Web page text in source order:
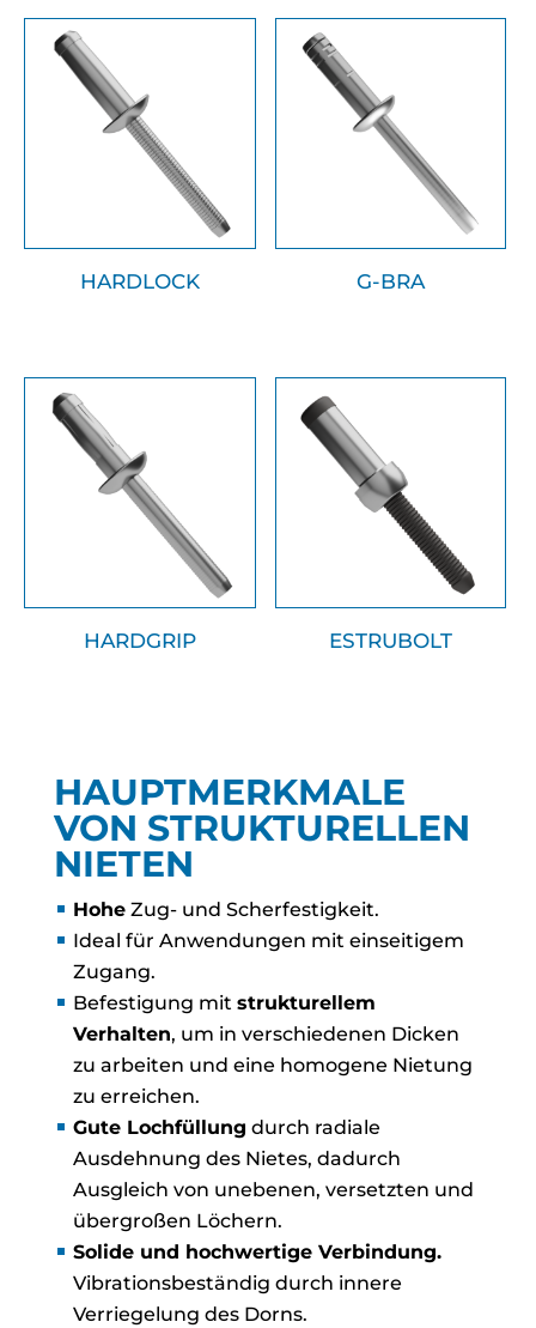
HARDLOCK G-BRA
HARDGRIP ESTRUBOLT
HAUPTMERKMALE
VON STRUKTURELLEN
NIETEN
HoheZug- und Scherfestigkeit.
Ideal für Anwendungen mit einseitigem
Zugang.
Befestigung mit strukturellem
Verhalten, um in verschiedenen Dicken
zu arbeiten und eine homogene Nietung
zu erreichen.
Gute Lochfüllung durch radiale
Ausdehnung des Nietes, dadurch
Ausgleich von unebenen, versetzten und
übergroßen Löchern.
Solide und hochwertige Verbindung.
Vibrationsbeständig durch innere
Verriegelung des Dorns.